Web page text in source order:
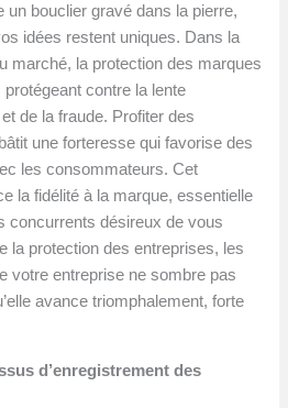
un bouclier gravé dans la pierre,
idées restent uniques. Dans la
marché, la protection des marques
contre la lente
de la fraude. Profiter des
une forteresse qui favorise des
les consommateurs. Cet
la fidélité à la marque, essentielle
concurrents désireux de vous
la protection des entreprises, les
votre entreprise ne sombre pas
avance triomphalement, forte
d’enregistrement des